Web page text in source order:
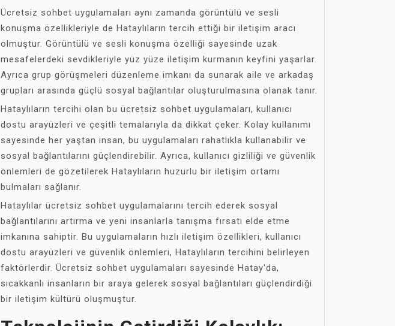
Ücretsiz sohbet uygulamaları aynı zamanda görüntülü ve sesli
konuşma özellikleriyle de Hataylıların tercih ettiği bir iletişim aracı
olmuştur. Görüntülü ve sesli konuşma özelliği sayesinde uzak
mesafelerdeki sevdikleriyle yüz yüze iletişim kurmanın keyfini yaşarlar.
Ayrıca grup görüşmeleri düzenleme imkanı da sunarak aile ve arkadaş
grupları arasında güçlü sosyal bağlantılar oluşturulmasına olanak tanır.
Hataylıların tercihi olan bu ücretsiz sohbet uygulamaları, kullanıcı
dostu arayüzleri ve çeşitli temalarıyla da dikkat çeker. Kolay kullanımı
sayesinde her yaştan insan, bu uygulamaları rahatlıkla kullanabilir ve
sosyal bağlantılarını güçlendirebilir. Ayrıca, kullanıcı gizliliği ve güvenlik
önlemleri de gözetilerek Hataylıların huzurlu bir iletişim ortamı
bulmaları sağlanır.
Hataylılar ücretsiz sohbet uygulamalarını tercih ederek sosyal
bağlantılarını artırma ve yeni insanlarla tanışma fırsatı elde etme
imkanına sahiptir. Bu uygulamaların hızlı iletişim özellikleri, kullanıcı
dostu arayüzleri ve güvenlik önlemleri, Hataylıların tercihini belirleyen
faktörlerdir. Ücretsiz sohbet uygulamaları sayesinde Hatay'da,
sıcakkanlı insanların bir araya gelerek sosyal bağlantıları güçlendirdiği
bir iletişim kültürü oluşmuştur.